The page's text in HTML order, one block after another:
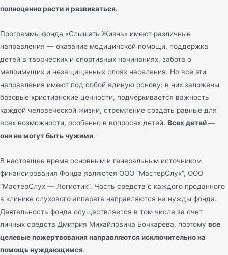
полноценно расти и развиваться.
Программы фонда «Слышать Жизнь» имеют различные
направления — оказание медицинской помощи, поддержка
детей в творческих и спортивных начинаниях, забота о
малоимущих и незащищенных слоях населения. Но все эти
направления имеют под собой единую основу: в них заложены
базовые христианские ценности, подчеркивается важность
каждой человеческой жизни, стремление создать равные для
всех возможности, особенно в вопросах детей. Всех детей —
они не могут быть чужими.
В настоящее время основным и генеральным источником
финансирования Фонда являются ООО “МастерСлух”, ООО
“МастерСлух — Логистик”. Часть средств с каждого проданного
в клинике слухового аппарата направляются на нужды фонда.
Деятельность фонда осуществляется в том числе за счет
личных средств Дмитрия Михайловича Бочкарева, поэтому все
целевые пожертвования направляются исключительно на
помощь нуждающимся.